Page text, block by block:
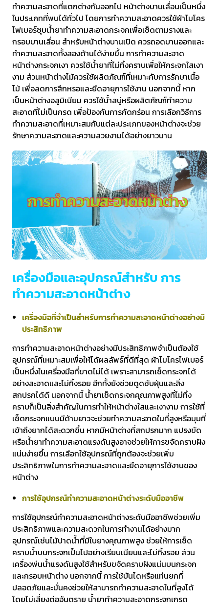
ทำความสะอาดที่แตกต่างกันออกไป หน้าต่างบานเลื่อนเป็นหนึ่ง
ในประเภทที่พบได้ทั่วไป โดยการทำความสะอาดควรใช้ผ้าไมโคร
ไฟเบอร์ชุบน้ำยาทำความสะอาดกระจกเพื่อเช็ดตามรางและ
กรอบบานเลื่อน สำหรับหน้าต่างบานเปิด ควรถอดบานออกและ
ทำความสะอาดทั้งสองด้านได้ง่ายขึ้น การทำความสะอาด
หน้าต่างกระจกเงา ควรใช้น้ำยาที่ไม่ทิ้งคราบเพื่อให้กระจกใสเงา
งาม ส่วนหน้าต่างไม้ควรใช้ผลิตภัณฑ์ที่เหมาะกับการรักษาเนื้อ
ไม้ เพื่อลดการสึกหรอและยืดอายุการใช้งาน นอกจากนี้ หาก
เป็นหน้าต่างอลูมิเนียม ควรใช้น้ำสบู่หรือผลิตภัณฑ์ทำความ
สะอาดที่ไม่เป็นกรด เพื่อป้องกันการกัดกร่อน การเลือกวิธีการ
ทำความสะอาดที่เหมาะสมกับแต่ละประเภทของหน้าต่างจะช่วย
รักษาความสะอาดและความสวยงามได้อย่างยาวนาน
เครื่องมือและอุปกรณ์สำหรับ การ
ทำความสะอาดหน้าต่าง
เครื่องมือที่จำเป็นสำหรับการทำความสะอาดหน้าต่างอย่างมี
ประสิทธิภาพ
การทำความสะอาดหน้าต่างอย่างมีประสิทธิภาพจำเป็นต้องใช้
อุปกรณ์ที่เหมาะสมเพื่อให้ได้ผลลัพธ์ที่ดีที่สุด ผ้าไมโครไฟเบอร์
เป็นหนึ่งในเครื่องมือที่ขาดไม่ได้ เพราะสามารถเช็ดกระจกได้
อย่างสะอาดและไม่ทิ้งรอย อีกทั้งยังช่วยดูดซับฝุ่นและสิ่ง
สกปรกได้ดี นอกจากนี้ น้ำยาเช็ดกระจกคุณภาพสูงที่ไม่ทิ้ง
คราบก็เป็นสิ่งสำคัญในการทำให้หน้าต่างใสและเงางาม การใช้ที่
เช็ดกระจกแบบมีด้ามยาวจะช่วยทำความสะอาดในที่สูงหรือมุมที่
เข้าถึงยากได้สะดวกขึ้น หากมีหน้าต่างที่สกปรกมาก แปรงขัด
หรือน้ำยาทำความสะอาดแรงดันสูงอาจช่วยให้การขจัดคราบฝัง
แน่นง่ายขึ้น การเลือกใช้อุปกรณ์ที่ถูกต้องจะช่วยเพิ่ม
ประสิทธิภาพในการทำความสะอาดและยืดอายุการใช้งานของ
หน้าต่าง
การใช้อุปกรณ์ทำความสะอาดหน้าต่างระดับมืออาชีพ
การใช้อุปกรณ์ทำความสะอาดหน้าต่างระดับมืออาชีพช่วยเพิ่ม
ประสิทธิภาพและความสะดวกในการทำงานได้อย่างมาก
อุปกรณ์เช่นไม้ปาดน้ำที่มีใบยางคุณภาพสูง ช่วยให้การเช็ด
คราบน้ำบนกระจกเป็นไปอย่างเรียบเนียนและไม่ทิ้งรอย ส่วน
เครื่องพ่นน้ำแรงดันสูงใช้สำหรับขจัดคราบฝังแน่นบนกระจก
และกรอบหน้าต่าง นอกจากนี้ การใช้บันไดหรือแท่นยกที่
ปลอดภัยและมั่นคงช่วยให้สามารถทำความสะอาดในที่สูงได้
โดยไม่เสี่ยงต่ออันตราย น้ำยาทำความสะอาดกระจกเกรด